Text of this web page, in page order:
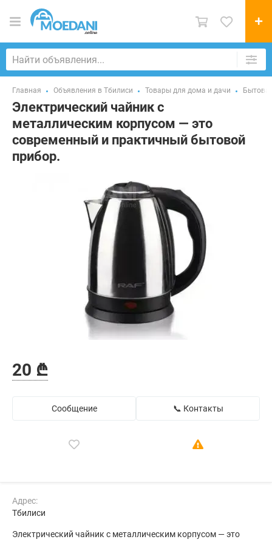
Главная Объявления в Тбилиси Товары для дома и дачи
Электрический чайник с
металлическим корпусом — это
современный и практичный бытовой
прибор.
20 ₾
Сообщение 📞 Контакты
Адрес:
Тбилиси
Электрический чайник с металлическим корпусом — это